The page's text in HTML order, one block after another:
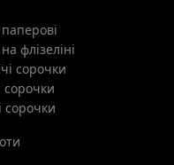
флізеліні
сорочки
сорочки
сорочки